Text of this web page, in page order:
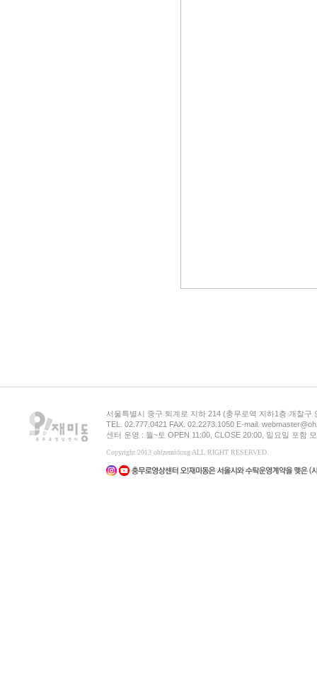
서울특별시 중구 퇴계로 지하 214 (충무로역 지하1층 개찰구
TEL. 02.777.0421 FAX. 02.2273.1050 E-mail.
센터 운영 : 월~토 OPEN 11:00, CLOSE 20:00, 일요일 포함
Copyright 2013 oh!zemidong ALL RIGHT RESERVED.